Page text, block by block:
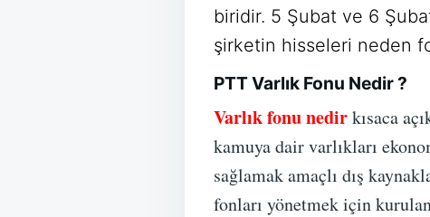
biridir. 5 Şubat ve 6
şirketin hisseleri neden
PTT Varlık Fonu Nedir ?
Varlık fonu nedirkısaca
kamuya dair varlıkları
sağlamak amaçlı dış
fonları yönetmek için